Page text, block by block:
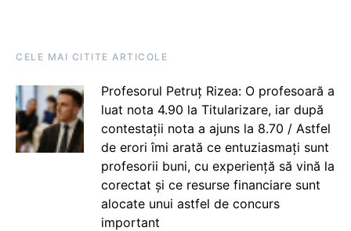
CELE MAI CITITE ARTICOLE
Profesorul Petruț Rizea: O profesoară a
luat nota 4.90 la Titularizare, iar după
contestații nota a ajuns la 8.70 / Astfel
de erori îmi arată ce entuziasmați sunt
profesorii buni, cu experiență să vină la
corectat și ce resurse financiare sunt
alocate unui astfel de concurs
important